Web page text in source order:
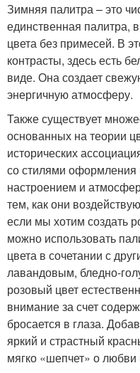
Зимняя палитра – это
единственная палитра,
цвета без примесей. В
контрасты, здесь есть
виде. Она создает
энергичную атмосферу.
Также существует
основанных на теории
исторических
со стилями оформления
настроением и
тем, как они
если мы хотим создать
можно использовать
цвета в сочетании с
лавандовым, бледно-
розовый цвет
внимание за счет
бросается в глаза.
яркий и страстный
мягко «шепчет» о